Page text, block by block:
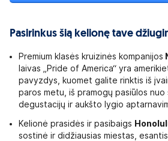
Pasirinkus šią kelionę tave
Premium klasės kruizinės kompanijos
laivas „Pride of America“ yra
pavyzdys, kuomet galite rinktis iš
paros metu, iš pramogų pasiūlos nuo
degustacijų ir aukšto lygio
Kelionė prasidės ir pasibaigs
sostinė ir didžiausias miestas,